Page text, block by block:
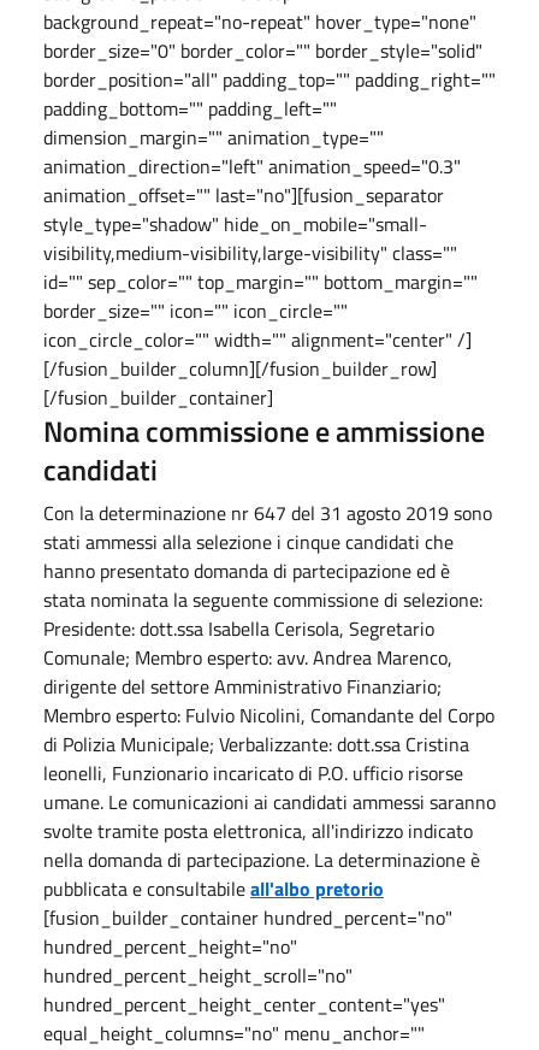
background_repeat="no-repeat" hover_type="none"
border_size="0" border_color="" border_style="solid"
border_position="all" padding_top="" padding_right=""
padding_bottom="" padding_left=""
dimension_margin="" animation_type=""
animation_direction="left" animation_speed="0.3"
animation_offset="" last="no"][fusion_separator
style_type="shadow" hide_on_mobile="small-
visibility,medium-visibility,large-visibility" class=""
id="" sep_color="" top_margin="" bottom_margin=""
border_size="" icon="" icon_circle=""
icon_circle_color="" width="" alignment="center" /]
[/fusion_builder_column][/fusion_builder_row]
[/fusion_builder_container]
Nomina commissione e ammissione
candidati
Con la determinazione nr 647 del 31 agosto 2019 sono
stati ammessi alla selezione i cinque candidati che
hanno presentato domanda di partecipazione ed è
stata nominata la seguente commissione di selezione:
Presidente: dott.ssa Isabella Cerisola, Segretario
Comunale; Membro esperto: avv. Andrea Marenco,
dirigente del settore Amministrativo Finanziario;
Membro esperto: Fulvio Nicolini, Comandante del Corpo
di Polizia Municipale; Verbalizzante: dott.ssa Cristina
leonelli, Funzionario incaricato di P.O. ufficio risorse
umane. Le comunicazioni ai candidati ammessi saranno
svolte tramite posta elettronica, all'indirizzo indicato
nella domanda di partecipazione. La determinazione è
pubblicata e consultabileall'albo pretorio
[fusion_builder_container hundred_percent="no"
hundred_percent_height="no"
hundred_percent_height_scroll="no"
hundred_percent_height_center_content="yes"
equal_height_columns="no" menu_anchor=""